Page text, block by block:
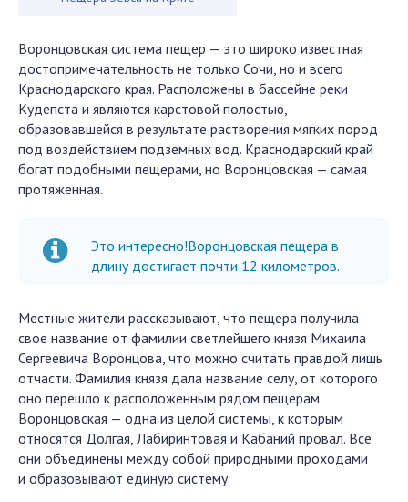
Воронцовская система пещер — это широко известная
достопримечательность не только Сочи, но и всего
Краснодарского края. Расположены в бассейне реки
Кудепста и являются карстовой полостью,
образовавшейся в результате растворения мягких пород
под воздействием подземных вод. Краснодарский край
богат подобными пещерами, но Воронцовская — самая
протяженная.
Это интересно!Воронцовская пещера в
длину достигает почти 12 километров.
Местные жители рассказывают, что пещера получила
свое название от фамилии светлейшего князя Михаила
Сергеевича Воронцова, что можно считать правдой лишь
отчасти. Фамилия князя дала название селу, от которого
оно перешло к расположенным рядом пещерам.
Воронцовская — одна из целой системы, к которым
относятся Долгая, Лабиринтовая и Кабаний провал. Все
они объединены между собой природными проходами
и образовывают единую систему.